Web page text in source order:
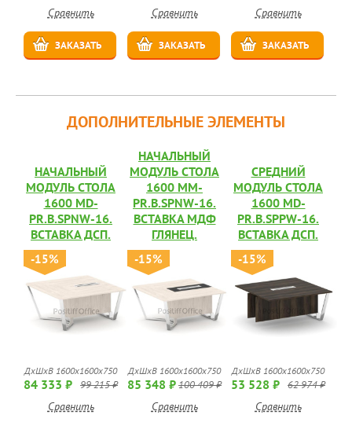
Сравнить
ЗАКАЗАТЬ
Сравнить
ЗАКАЗАТЬ
Сравнить
ЗАКАЗАТЬ
ДОПОЛНИТЕЛЬНЫЕ ЭЛЕМЕНТЫ
НАЧАЛЬНЫЙ
МОДУЛЬ СТОЛА
1600 MD-
PR.B.SPNW-16.
ВСТАВКА ДСП.
-15%
ДхШхВ 1600х1600х750
84 333 ₽ 99 215 ₽
Сравнить
НАЧАЛЬНЫЙ
МОДУЛЬ СТОЛА
1600 MM-
PR.B.SPNW-16.
ВСТАВКА МДФ
ГЛЯНЕЦ.
-15%
ДхШхВ 1600х1600х750
85 348 ₽100 409 ₽
Сравнить
СРЕДНИЙ
МОДУЛЬ СТОЛА
1600 MD-
PR.B.SPPW-16.
ВСТАВКА ДСП.
-15%
ДхШхВ 1600х1600х750
53 528 ₽ 62 974 ₽
Сравнить